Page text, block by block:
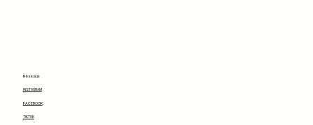
Réseaux
INSTAGRAM
FACEBOOK
TIKTOK